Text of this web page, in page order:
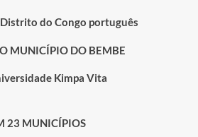
do Congo português
MUNICÍPIO DO BEMBE
Kimpa Vita
23 MUNICÍPIOS